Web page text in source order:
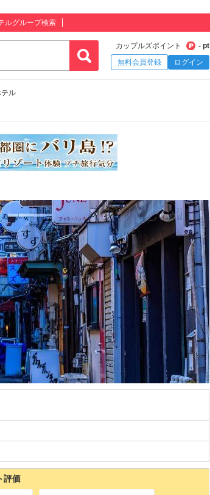
ルグループ検索
カップルズポイント
- pt
無料会員登録
ログイン
ル
評価